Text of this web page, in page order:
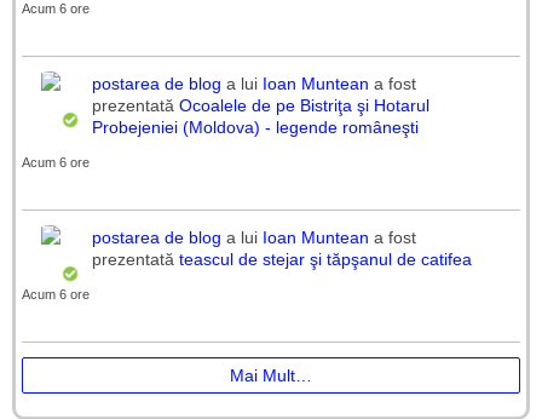
Acum 6 ore
postarea de blog a lui Ioan Muntean a fost
prezentată Ocoalele de pe Bistriţa şi Hotarul
Probejeniei (Moldova) - legende româneşti
Acum 6 ore
postarea de blog a lui Ioan Muntean a fost
prezentată teascul de stejar şi tăpşanul de catifea
Acum 6 ore
Mai Mult…